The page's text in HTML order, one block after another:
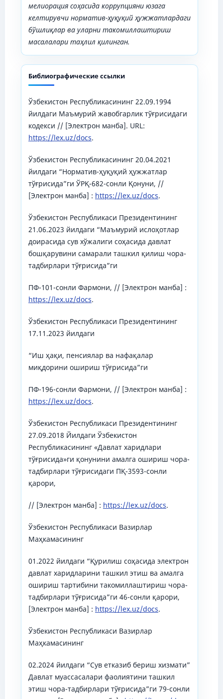
мелиорация соҳасида коррупцияни юзага
келтирувчи норматив-ҳуқуқий ҳужжатлардаги
бўшлиқлар ва уларни такомиллаштириш
масалалари таҳлил қилинган.
Библиографические ссылки
Ўзбекистон Республикасининг 22.09.1994
йилдаги Маъмурий жавобгарлик тўғрисидаги
кодекси // [Электрон манба]. URL:
https://lex.uz/docs.
Ўзбекистон Республикасининг 20.04.2021
йилдаги “Норматив-ҳуқуқий ҳужжатлар
тўғрисида”ги ЎРҚ-682-сонли Қонуни, //
[Электрон манба] : https://lex.uz/docs.
Ўзбекистон Республикаси Президентининг
21.06.2023 йилдаги “Маъмурий ислоҳотлар
доирасида сув хўжалиги соҳасида давлат
бошқарувини самарали ташкил қилиш чора-
тадбирлари тўғрисида”ги
ПФ-101-сонли Фармони, // [Электрон манба] :
https://lex.uz/docs.
Ўзбекистон Республикаси Президентининг
17.11.2023 йилдаги
“Иш ҳақи, пенсиялар ва нафақалар
миқдорини ошириш тўғрисида”ги
ПФ-196-сонли Фармони, // [Электрон манба] :
https://lex.uz/docs.
Ўзбекистон Республикаси Президентининг
27.09.2018 Йилдаги Ўзбекистон
Республикасининг «Давлат харидлари
тўғрисида»ги қонунини амалга ошириш чора-
тадбирлари тўғрисидаги ПҚ-3593-сонли
қарори,
// [Электрон манба] : https://lex.uz/docs.
Ўзбекистон Республикаси Вазирлар
Маҳкамасининг
01.2022 йилдаги “Қурилиш соҳасида электрон
давлат харидларини ташкил этиш ва амалга
ошириш тартибини такомиллаштириш чора-
тадбирлари тўғрисида”ги 46-сонли қарори,
[Электрон манба] : https://lex.uz/docs.
Ўзбекистон Республикаси Вазирлар
Маҳкамасининг
02.2024 йилдаги “Сув етказиб бериш хизмати”
Давлат муассасалари фаолиятини ташкил
этиш чора-тадбирлари тўғрисида”ги 79-сонли